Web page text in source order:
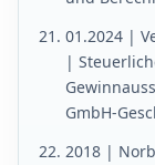
01.2024 |
|
GmbH-
2018 |